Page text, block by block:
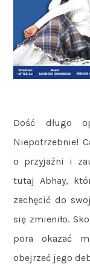
Dość długo
Niepotrzebnie!
o przyjaźni i
tutaj Abhay,
zachęcić do
się zmieniło.
pora okazać
obejrzeć jego